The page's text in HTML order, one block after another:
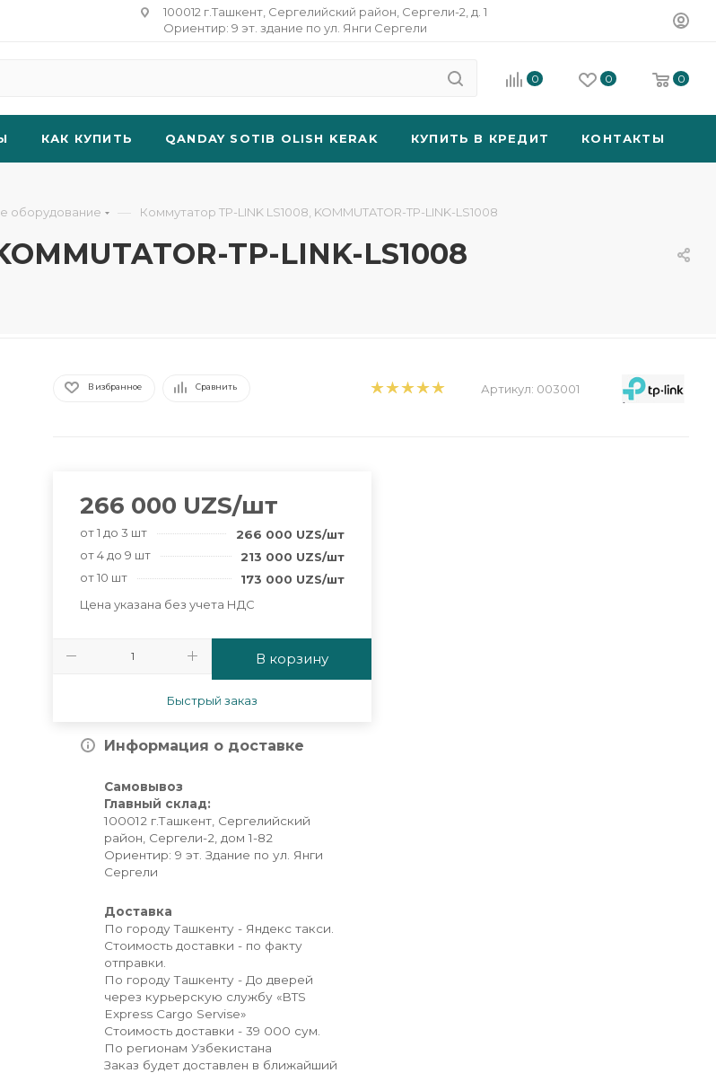
100012 г.Ташкент, Сергелийский район, Сергели-2, д. 1
Ориентир: 9 эт. здание по ул. Янги Сергели
0 0 0
КАК КУПИТЬ QANDAY SOTIB OLISH KERAK КУПИТЬ В КРЕДИТ КОНТАКТЫ
оборудование — Коммутатор TP-LINK LS1008, KOMMUTATOR-TP-LINK-LS1008
TP-LINK-LS1008
В избранное Сравнить Артикул: 003001
266 000 UZS/шт
от 1 до 3 шт 266 000 UZS/шт
от 4 до 9 шт
213 000 UZS/шт
от 10 шт
173 000 UZS/шт
Цена указана без учета НДС
В корзину
Быстрый заказ
Информация о доставке
Самовывоз
Главный склад:
100012 г.Ташкент, Сергелийский
район, Сергели-2, дом 1-82
Ориентир: 9 эт. Здание по ул. Янги
Сергели
Доставка
По городу Ташкенту - Яндекс такси.
Стоимость доставки - по факту
отправки.
По городу Ташкенту - До дверей
через курьерскую службу «BTS
Express Cargo Servise»
Стоимость доставки - 39 000 сум.
По регионам Узбекистана
Заказ будет доставлен в ближайший